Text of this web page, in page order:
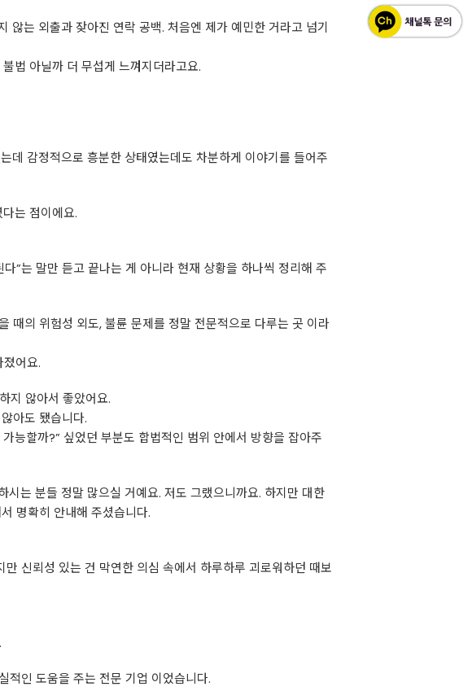
않는 외출과 잦아진 연락 공백. 처음엔 제가 예민한 거라고 넘기
불법 아닐까 더 무섭게 느껴지더라고요.
데 감정적으로 흥분한 상태였는데도 차분하게 이야기를 들어주
는 점이에요.
”는 말만 듣고 끝나는 게 아니라 현재 상황을 하나씩 정리해 주
때의 위험성 외도, 불륜 문제를 정말 전문적으로 다루는 곳 이라
어요.
지 않아서 좋았어요.
아도 됐습니다.
능할까?” 싶었던 부분도 합법적인 범위 안에서 방향을 잡아주
시는 분들 정말 많으실 거예요. 저도 그랬으니까요. 하지만 대한
명확히 안내해 주셨습니다.
신뢰성 있는 건 막연한 의심 속에서 하루하루 괴로워하던 때보
적인 도움을 주는 전문 기업 이었습니다.